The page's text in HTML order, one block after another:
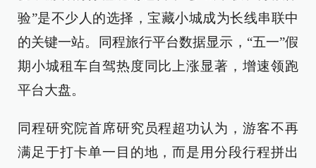
验”是不少人的选择，宝藏小城成为长线串联中
的关键一站。同程旅行平台数据显示，“五一”假
期小城租车自驾热度同比上涨显著，增速领跑
平台大盘。
同程研究院首席研究员程超功认为，游客不再
满足于打卡单一目的地，而是用分段行程拼出